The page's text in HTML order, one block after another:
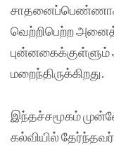
சாதனைப்பெண்ணாக
வெற்றிபெற்ற
புன்னகைக்குள்ளும்
மறைந்திருக்கிறது.
இந்தச்சமூகம்
கல்வியில்